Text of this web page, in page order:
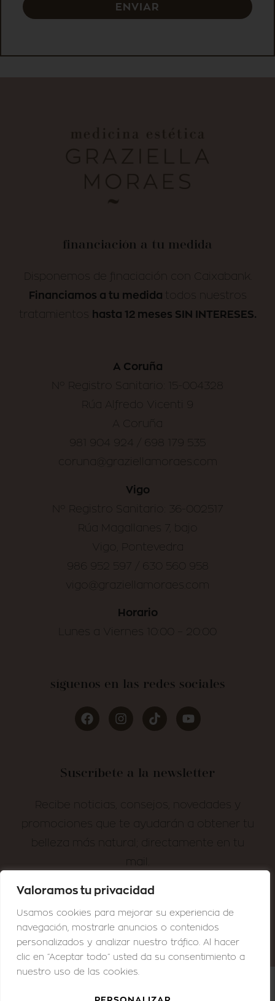
Valoramos tu privacidad
Usamos cookies para mejorar su experiencia de
navegación, mostrarle anuncios o contenidos
personalizados y analizar nuestro tráfico. Al hacer
clic en “Aceptar todo” usted da su consentimiento a
nuestro uso de las cookies.
ENVIAR
financiación a tu medida
Disponemos de finaciación con Caixabank.
Financiamos a tu medida
todos nuestros
tratamientos
hasta 12 meses SIN INTERESES.
A Coruña
Nº Registro Sanitario: 15-004328
Rúa Alfredo Vicenti 9
A Coruña
981 904 924 / 698 179 535
coruna@graziellamoraes.com
Vigo
Nº Registro Sanitario: 36-002517
Rúa Magallanes 7, bajo
Vigo, Pontevedra
986 952 597 / 630 560 958
vigo@graziellamoraes.com
Horario
Lunes a Viernes 10:00 – 20:00
síguenos en las redes sociales
Suscríbete a la newsletter
Recibe noticias, consejos, novedades y
promociones que te ayudarán a obtener tu
belleza más natural; directamente en tu
mail.